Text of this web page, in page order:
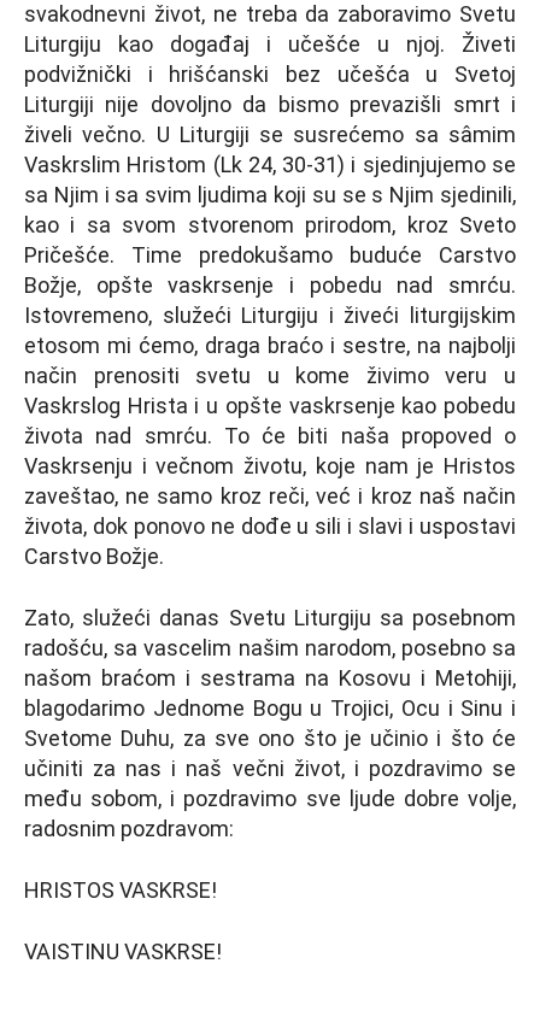
svakodnevni život, ne treba da zaboravimo Svetu
Liturgiju kao događaj i učešće u njoj. Živeti
podvižnički i hrišćanski bez učešća u Svetoj
Liturgiji nije dovolјno da bismo prevazišli smrt i
živeli večno. U Liturgiji se susrećemo sa sâmim
Vaskrslim Hristom (Lk 24, 30-31) i sjedinjujemo se
sa Nјim i sa svim lјudima koji su se s Nјim sjedinili,
kao i sa svom stvorenom prirodom, kroz Sveto
Pričešće. Time predokušamo buduće Carstvo
Božje, opšte vaskrsenje i pobedu nad smrću.
Istovremeno, služeći Liturgiju i živeći liturgijskim
etosom mi ćemo, draga braćo i sestre, na najbolјi
način prenositi svetu u kome živimo veru u
Vaskrslog Hrista i u opšte vaskrsenje kao pobedu
života nad smrću. To će biti naša propoved o
Vaskrsenju i večnom životu, koje nam je Hristos
zaveštao, ne samo kroz reči, već i kroz naš način
života, dok ponovo ne dođe u sili i slavi i uspostavi
Carstvo Božje.
Zato, služeći danas Svetu Liturgiju sa posebnom
radošću, sa vascelim našim narodom, posebno sa
našom braćom i sestrama na Kosovu i Metohiji,
blagodarimo Jednome Bogu u Trojici, Ocu i Sinu i
Svetome Duhu, za sve ono što je učinio i što će
učiniti za nas i naš večni život, i pozdravimo se
među sobom, i pozdravimo sve lјude dobre volјe,
radosnim pozdravom:
HRISTOS VASKRSE!
VAISTINU VASKRSE!